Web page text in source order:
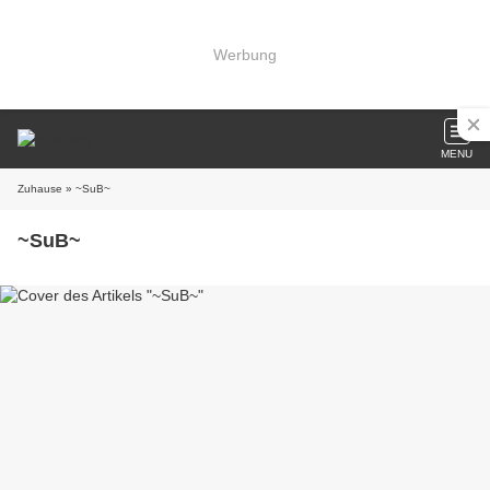
Werbung
MENU
Zuhause » ~SuB~
~SuB~